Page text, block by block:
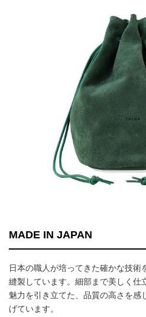
MADE IN JAPAN
日本の職人が培ってきた確かな技術
縫製しています。細部まで美しく仕
魅力を引き立てた、品質の高さを感
げています。